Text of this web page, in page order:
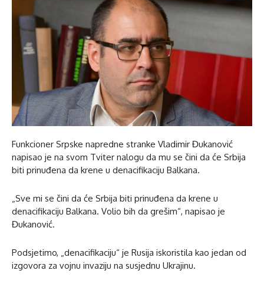
Funkcioner Srpske napredne stranke Vladimir Đukanović
napisao je na svom Tviter nalogu da mu se čini da će Srbija
biti prinuđena da krene u denacifikaciju Balkana.
„Sve mi se čini da će Srbija biti prinuđena da krene u
denacifikaciju Balkana. Volio bih da grešim“, napisao je
Đukanović.
Podsjetimo, „denacifikaciju“ je Rusija iskoristila kao jedan od
izgovora za vojnu invaziju na susjednu Ukrajinu.